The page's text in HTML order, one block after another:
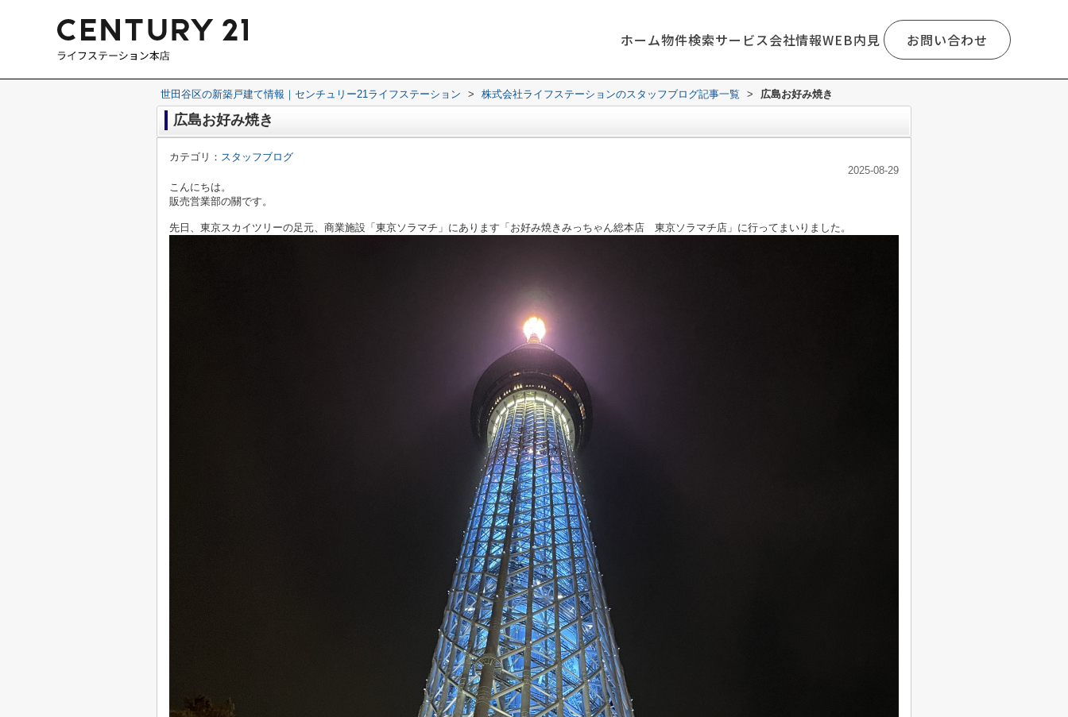
ホーム物件検索サービス会社情報WEB内見 お問い合わせ
世田谷区の新築戸建て情報｜センチュリー21ライフステーション > 株式会社ライフステーションのスタッフブログ記事一覧 > 広島お好み焼き
広島お好み焼き
カテゴリ： スタッフブログ
2025-08-29
こんにちは。
販売営業部の關です。
先日、東京スカイツリーの足元、商業施設「東京ソラマチ」にあります「お好み焼きみっちゃん総本店 東京ソラマチ店」に行ってまいりました。